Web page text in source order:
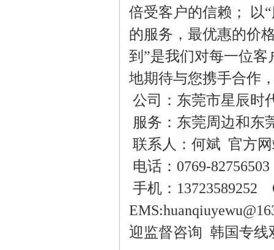
倍受客户的信赖； 以
的服务，最优惠的价
到”是我们对每一位
地期待与您携手合作
公司：东莞市星辰
服务：东莞周边和东
联系人：何斌 官方
电话：0769-82756503
手机：13723589252
迎监督咨询 韩国专线